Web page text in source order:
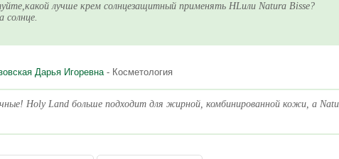
лучше крем солнцезащитный применять HLили Natura Bisse?
солнце.
Дарья Игоревна- Косметология
Holy Land больше подходит для жирной, комбинированной кожи, а